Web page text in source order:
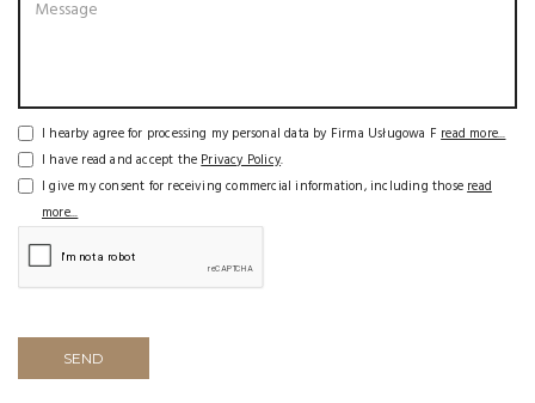
I hearby agree for processing my personal data by Firma Usługowa Fread more...
I have read and accept thePrivacy Policy.
I give my consent for receiving commercial information, including thoseread
more...
SEND